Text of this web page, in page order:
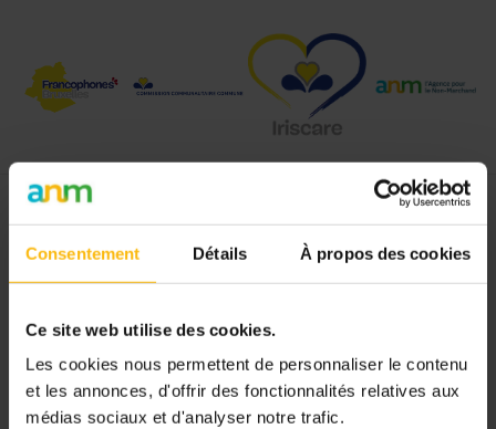
Consentement Détails À propos des cookies
Ce site web utilise des cookies.
Les cookies nous permettent de personnaliser le contenu
et les annonces, d'offrir des fonctionnalités relatives aux
médias sociaux et d'analyser notre trafic.